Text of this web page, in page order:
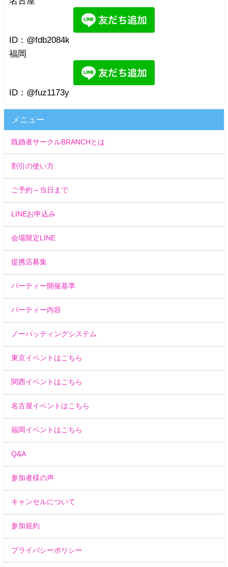
ID：@fdb2084k
福岡
ID：@fuz1173y
メニュー
既婚者サークルBRANCHとは
割引の使い方
ご予約～当日まで
LINEお申込み
会場限定LINE
提携店募集
パーティー開催基準
パーティー内容
ノーバッティングシステム
東京イベントはこちら
関西イベントはこちら
名古屋イベントはこちら
福岡イベントはこちら
Q&A
参加者様の声
キャンセルについて
参加規約
プライバシーポリシー